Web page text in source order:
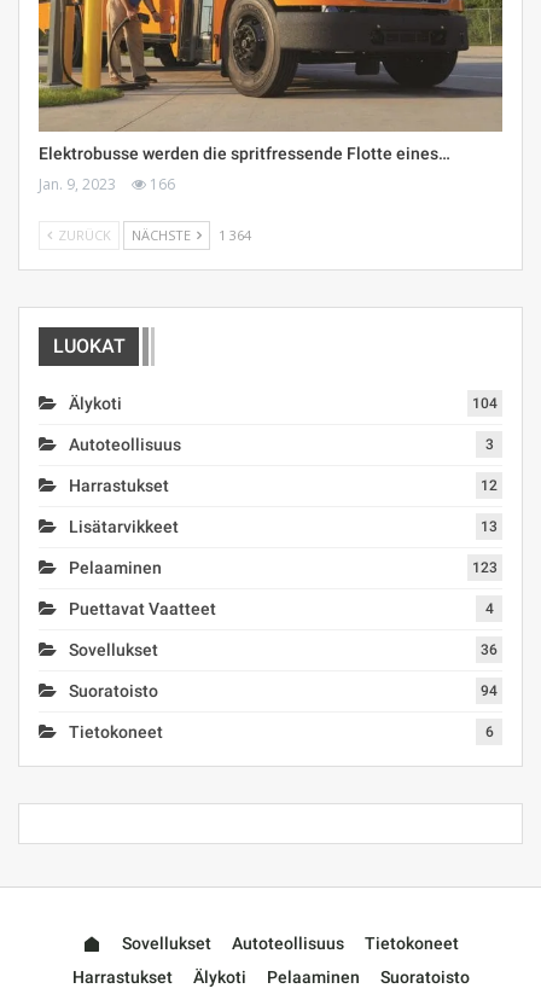
Elektrobusse werden die spritfressende Flotte eines…
Jan. 9, 2023 166
ZURÜCK NÄCHSTE 1 364
LUOKAT
Älykoti 104
Autoteollisuus 3
Harrastukset 12
Lisätarvikkeet 13
Pelaaminen 123
Puettavat Vaatteet 4
Sovellukset 36
Suoratoisto 94
Tietokoneet 6
Sovellukset Autoteollisuus
Tietokoneet
Harrastukset
Älykoti Pelaaminen Suoratoisto